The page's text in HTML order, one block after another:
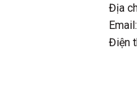
Địa
Điện